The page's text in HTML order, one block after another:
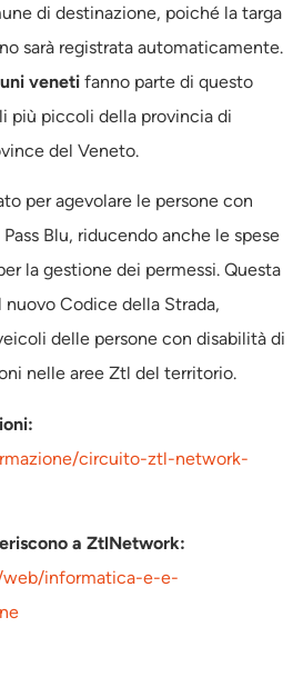
di destinazione, poiché la targa
sarà registrata automaticamente.
veneti fanno parte di questo
più piccoli della provincia di
del Veneto.
per agevolare le persone con
Blu, riducendo anche le spese
la gestione dei permessi. Questa
Codice della Strada,
delle persone con disabilità di
nelle aree Ztl del territorio.
circuito-ztl-network-
a ZtlNetwork:
informatica-e-e-